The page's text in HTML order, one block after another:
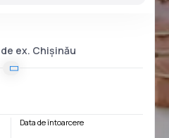
Data de întoarcere